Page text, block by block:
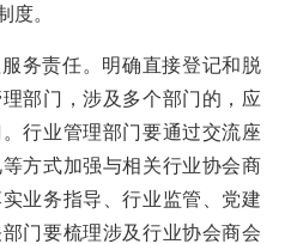
度。
服务责任。明确直接登记和脱
部门，涉及多个部门的，应
行业管理部门要通过交流座
方式加强与相关行业协会商
业务指导、行业监管、党建
门要梳理涉及行业协会商会